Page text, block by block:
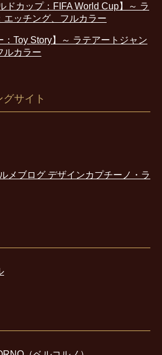
ドカップ：FIFA World Cup】～ ラ
エッチング、フルカラー
：Toy Story】～ ラテアートジャン
ルカラー
サイト